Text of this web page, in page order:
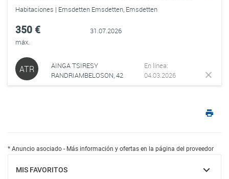
Habitaciones | Emsdetten Emsdetten, Emsdetten
350 €
máx.
31.07.2026
ATR
AINGA TSIRESY
RANDRIAMBELOSON, 42
En línea:
04.03.2026
* Anuncio asociado - Más información y ofertas en la página del proveedor
MIS FAVORITOS
MOSTRAR